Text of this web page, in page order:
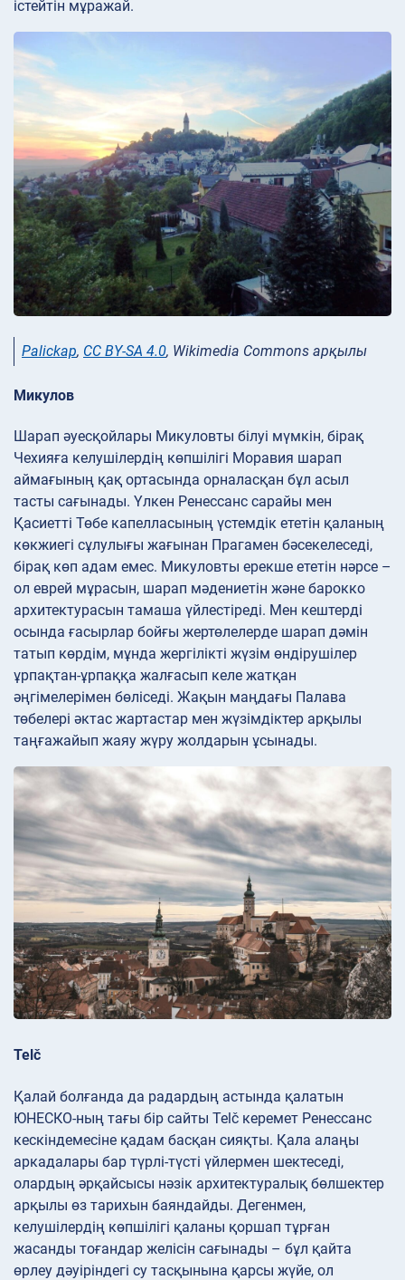
істейтін мұражай.
Palickap, CC BY-SA 4.0, Wikimedia Commons арқылы
Микулов
Шарап әуесқойлары Микуловты білуі мүмкін, бірақ
Чехияға келушілердің көпшілігі Моравия шарап
аймағының қақ ортасында орналасқан бұл асыл
тасты сағынады. Үлкен Ренессанс сарайы мен
Қасиетті Төбе капелласының үстемдік ететін қаланың
көкжиегі сұлулығы жағынан Прагамен бәсекелеседі,
бірақ көп адам емес. Микуловты ерекше ететін нәрсе –
ол еврей мұрасын, шарап мәдениетін және барокко
архитектурасын тамаша үйлестіреді. Мен кештерді
осында ғасырлар бойғы жертөлелерде шарап дәмін
татып көрдім, мұнда жергілікті жүзім өндірушілер
ұрпақтан-ұрпаққа жалғасып келе жатқан
әңгімелерімен бөліседі. Жақын маңдағы Палава
төбелері әктас жартастар мен жүзімдіктер арқылы
таңғажайып жаяу жүру жолдарын ұсынады.
Telč
Қалай болғанда да радардың астында қалатын
ЮНЕСКО-ның тағы бір сайты Telč керемет Ренессанс
кескіндемесіне қадам басқан сияқты. Қала алаңы
аркадалары бар түрлі-түсті үйлермен шектеседі,
олардың әрқайсысы нәзік архитектуралық бөлшектер
арқылы өз тарихын баяндайды. Дегенмен,
келушілердің көпшілігі қаланы қоршап тұрған
жасанды тоғандар желісін сағынады – бұл қайта
өрлеу дәуіріндегі су тасқынына қарсы жүйе, ол